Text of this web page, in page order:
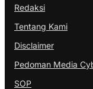
Redaksi
Tentang Kami
Disclaimer
Pedoman Media
SOP